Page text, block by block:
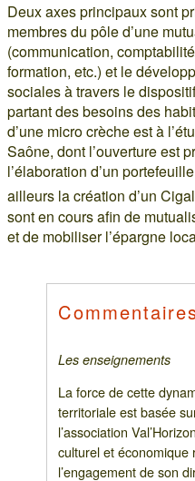
Deux axes principaux sont
membres du pôle d’une
(communication,
formation, etc.) et le
sociales à travers le
partant des besoins des
d’une micro crèche est à
Saône, dont l’ouverture est
l’élaboration d’un
ailleurs la création d’un
sont en cours afin de
et de mobiliser l’épargne
Les enseignements
La force de cette
territoriale est basée
l’association
culturel et
l’engagement de son